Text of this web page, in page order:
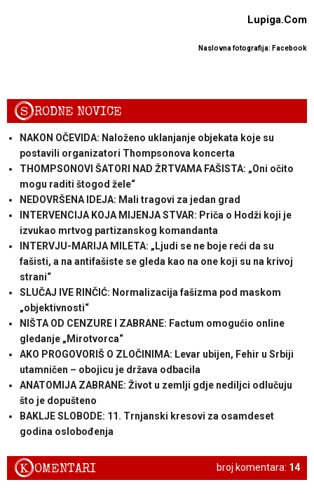
Lupiga.Com
Naslovna fotografija: Facebook
SRODNE NOVICE
NAKON OČEVIDA: Naloženo uklanjanje objekata koje su
postavili organizatori Thompsonova koncerta
THOMPSONOVI ŠATORI NAD ŽRTVAMA FAŠISTA: „Oni očito
mogu raditi štogod žele“
NEDOVRŠENA IDEJA: Mali tragovi za jedan grad
INTERVENCIJA KOJA MIJENJA STVAR: Priča o Hodži koji je
izvukao mrtvog partizanskog komandanta
INTERVJU-MARIJA MILETA: „Ljudi se ne boje reći da su
fašisti, a na antifašiste se gleda kao na one koji su na krivoj
strani“
SLUČAJ IVE RINČIĆ: Normalizacija fašizma pod maskom
„objektivnosti“
NIŠTA OD CENZURE I ZABRANE: Factum omogućio online
gledanje „Mirotvorca“
AKO PROGOVORIŠ O ZLOČINIMA: Levar ubijen, Fehir u Srbiji
utamničen – obojicu je država odbacila
ANATOMIJA ZABRANE: Život u zemlji gdje nediljci odlučuju
što je dopušteno
BAKLJE SLOBODE: 11. Trnjanski kresovi za osamdeset
godina oslobođenja
broj komentara: 14
KOMENTARI